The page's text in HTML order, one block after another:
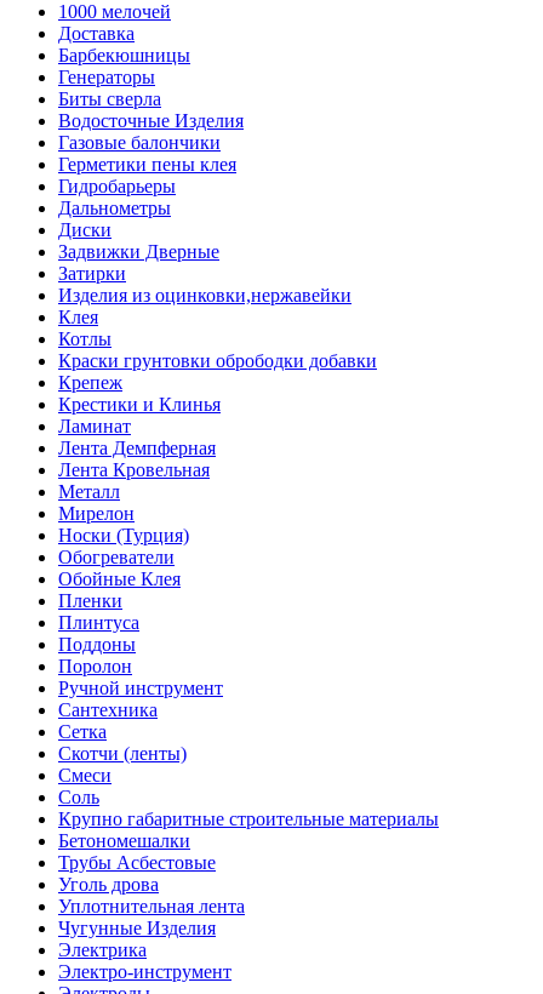
1000 мелочей
Доставка
Барбекюшницы
Генераторы
Биты сверла
Водосточные Изделия
Газовые балончики
Герметики пены клея
Гидробарьеры
Дальнометры
Диски
Задвижки Дверные
Затирки
Изделия из оцинковки,нержавейки
Клея
Котлы
Краски грунтовки обрободки добавки
Крепеж
Крестики и Клинья
Ламинат
Лента Демпферная
Лента Кровельная
Металл
Мирелон
Носки (Турция)
Обогреватели
Обойные Клея
Пленки
Плинтуса
Поддоны
Поролон
Ручной инструмент
Сантехника
Сетка
Скотчи (ленты)
Смеси
Соль
Крупно габаритные строительные материалы
Бетономешалки
Трубы Асбестовые
Уголь дрова
Уплотнительная лента
Чугунные Изделия
Электрика
Электро-инструмент